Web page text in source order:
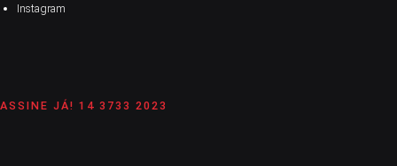
Instagram
ASSINE JÁ! 14 3733 2023